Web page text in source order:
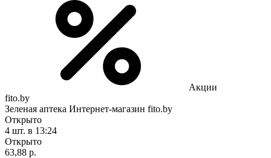
Акции
fito.by
Зеленая аптека Интернет-магазин fito.by
Открыто
4 шт. в 13:24
Открыто
63,88 р.